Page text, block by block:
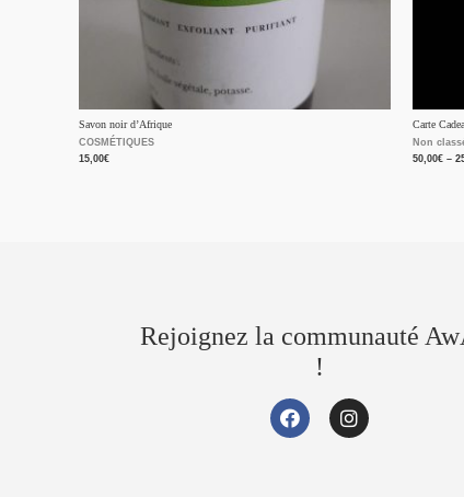
Savon noir d’Afrique
COSMÉTIQUES
15,00€
Carte
Non
50,00€ –
Rejoignez la communauté
!